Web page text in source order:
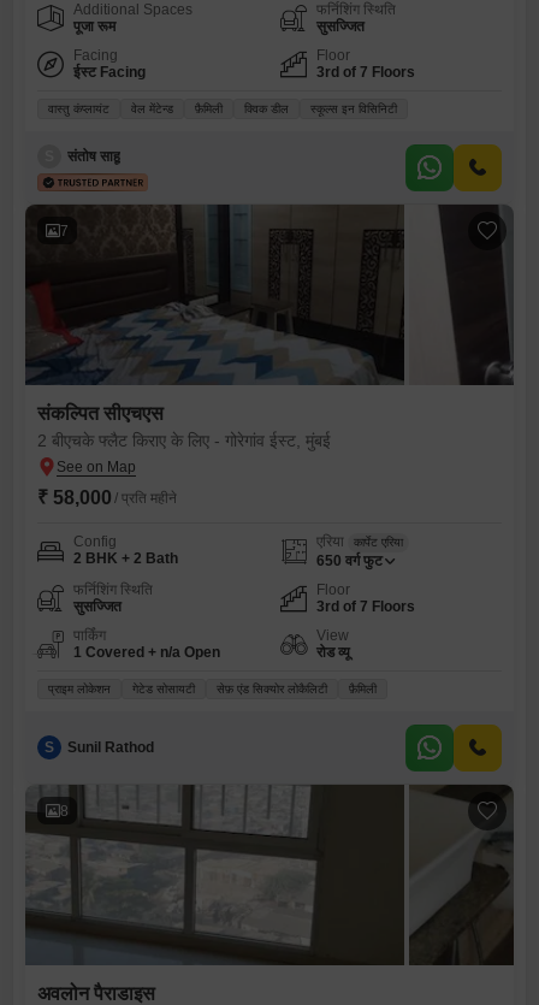
Additional Spaces
पूजा रूम
फर्निशिंग स्थिति
सुसज्जित
Facing
ईस्ट Facing
Floor
3rd of 7 Floors
वास्तु कंप्लायंट वेल मेंटेन्ड फ़ैमिली क्विक डील स्कूल्स इन विसिनिटी
संतोष साहू
7
संकल्पित सीएचएस
2 बीएचके फ्लैट किराए के लिए - गोरेगांव ईस्ट, मुंबई
₹ 58,000 / प्रति महीने
Config
2 BHK + 2 Bath
एरिया कार्पेट एरिया
650 वर्ग फुट
फर्निशिंग स्थिति
सुसज्जित
Floor
3rd of 7 Floors
पार्किंग
1 Covered + n/a Open
View
रोड व्यू
प्राइम लोकेशन गेटेड सोसायटी सेफ़ एंड सिक्योर लोकैलिटी फ़ैमिली
S Sunil Rathod
8
अवलोन पैराडाइस